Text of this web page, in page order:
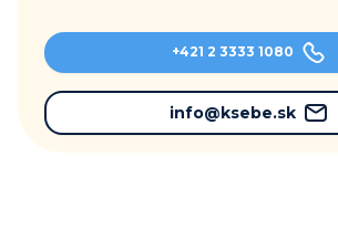
+421 2 3333 1080
info@ksebe.sk